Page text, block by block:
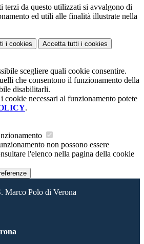
terzi da questo utilizzati si avvalgono di
ed utili alle finalità illustrate nella
i cookies Accetta tutti i cookies
scegliere quali cookie consentire.
che consentono il funzionamento della
disabilitarli.
cookie necessari al funzionamento potete
.
non possono essere
l'elenco nella pagina della cookie
Marco Polo di Verona